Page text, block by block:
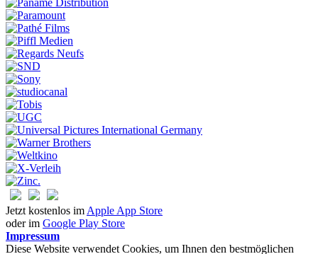
Jetzt kostenlos im Apple App Store
oder im Google Play Store
Impressum
Diese Website verwendet Cookies, um Ihnen den bestmöglichen